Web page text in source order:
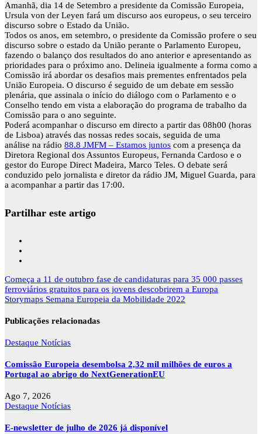
Amanhã, dia 14 de Setembro a presidente da Comissão Europeia,
Ursula von der Leyen fará um discurso aos europeus, o seu terceiro
discurso sobre o Estado da União.
Todos os anos, em setembro, o presidente da Comissão profere o seu
discurso sobre o estado da União perante o Parlamento Europeu,
fazendo o balanço dos resultados do ano anterior e apresentando as
prioridades para o próximo ano. Delineia igualmente a forma como a
Comissão irá abordar os desafios mais prementes enfrentados pela
União Europeia. O discurso é seguido de um debate em sessão
plenária, que assinala o início do diálogo com o Parlamento e o
Conselho tendo em vista a elaboração do programa de trabalho da
Comissão para o ano seguinte.
Poderá acompanhar o discurso em directo a partir das 08h00 (horas
de Lisboa) através das nossas redes socais, seguida de uma
análise na rádio 88.8 JMFM – Estamos juntos com a presença da
Diretora Regional dos Assuntos Europeus, Fernanda Cardoso e o
gestor do Europe Direct Madeira, Marco Teles. O debate será
conduzido pelo jornalista e diretor da rádio JM, Miguel Guarda, para
a acompanhar a partir das 17:00.
Partilhar este artigo
Navegação
de
artigos
Começa a 11 de outubro fase de candidaturas para 35 000 passes
ferroviários gratuitos para os jovens descobrirem a Europa
Storymaps Semana Europeia da Mobilidade 2022
Publicações relacionadas
Destaque Notícias
Comissão Europeia desembolsa 2,32 mil milhões de euros a
Portugal ao abrigo do NextGenerationEU
Ago 7, 2026
Destaque Notícias
E-newsletter de julho de 2026 já disponível